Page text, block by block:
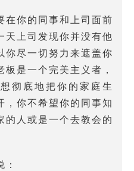
在你的同事和上司面前
天上司发现你并没有他
你尽一切努力来遮盖你
是一个完美主义者，
彻底地把你的家庭生
，你不希望你的同事知
的人或是一个去教会的